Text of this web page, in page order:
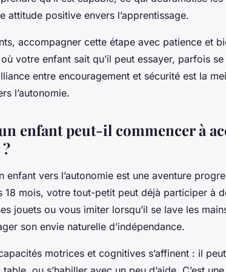
attitude positive envers l’apprentissage.
accompagner cette étape avec patience et
votre enfant sait qu’il peut essayer, parfois
entre encouragement et sécurité est la
l’autonomie.
enfant peut-il commencer à
enfant vers l’autonomie est une aventure
18 mois, votre tout-petit peut déjà participer à
jouets ou vous imiter lorsqu’il se lave les
son envie naturelle d’indépendance.
motrices et cognitives s’affinent : il